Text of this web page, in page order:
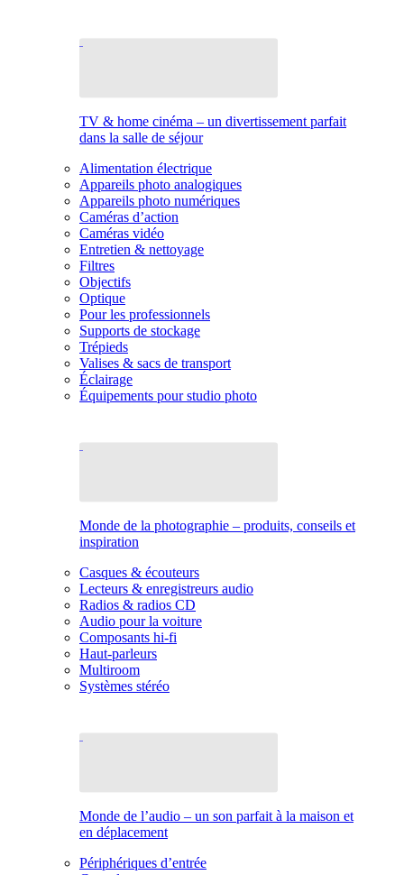
TV & home cinéma – un divertissement parfait
dans la salle de séjour
Alimentation électrique
Appareils photo analogiques
Appareils photo numériques
Caméras d’action
Caméras vidéo
Entretien & nettoyage
Filtres
Objectifs
Optique
Pour les professionnels
Supports de stockage
Trépieds
Valises & sacs de transport
Éclairage
Équipements pour studio photo
Monde de la photographie – produits, conseils et
inspiration
Casques & écouteurs
Lecteurs & enregistreurs audio
Radios & radios CD
Audio pour la voiture
Composants hi-fi
Haut-parleurs
Multiroom
Systèmes stéréo
Monde de l’audio – un son parfait à la maison et
en déplacement
Périphériques d’entrée